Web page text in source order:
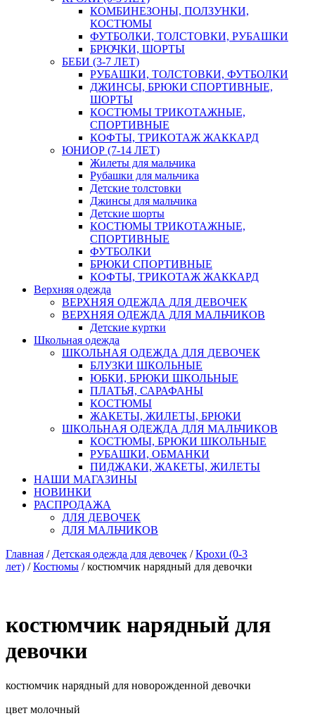
КОМБИНЕЗОНЫ, ПОЛЗУНКИ,
КОСТЮМЫ
ФУТБОЛКИ, ТОЛСТОВКИ, РУБАШКИ
БРЮЧКИ, ШОРТЫ
БЕБИ (3-7 ЛЕТ)
РУБАШКИ, ТОЛСТОВКИ, ФУТБОЛКИ
ДЖИНСЫ, БРЮКИ СПОРТИВНЫЕ,
ШОРТЫ
КОСТЮМЫ ТРИКОТАЖНЫЕ,
СПОРТИВНЫЕ
КОФТЫ, ТРИКОТАЖ ЖАККАРД
ЮНИОР (7-14 ЛЕТ)
Жилеты для мальчика
Рубашки для мальчика
Детские толстовки
Джинсы для мальчика
Детские шорты
КОСТЮМЫ ТРИКОТАЖНЫЕ,
СПОРТИВНЫЕ
ФУТБОЛКИ
БРЮКИ СПОРТИВНЫЕ
КОФТЫ, ТРИКОТАЖ ЖАККАРД
Верхняя одежда
ВЕРХНЯЯ ОДЕЖДА ДЛЯ ДЕВОЧЕК
ВЕРХНЯЯ ОДЕЖДА ДЛЯ МАЛЬЧИКОВ
Детские куртки
Школьная одежда
ШКОЛЬНАЯ ОДЕЖДА ДЛЯ ДЕВОЧЕК
БЛУЗКИ ШКОЛЬНЫЕ
ЮБКИ, БРЮКИ ШКОЛЬНЫЕ
ПЛАТЬЯ, САРАФАНЫ
КОСТЮМЫ
ЖАКЕТЫ, ЖИЛЕТЫ, БРЮКИ
ШКОЛЬНАЯ ОДЕЖДА ДЛЯ МАЛЬЧИКОВ
КОСТЮМЫ, БРЮКИ ШКОЛЬНЫЕ
РУБАШКИ, ОБМАНКИ
ПИДЖАКИ, ЖАКЕТЫ, ЖИЛЕТЫ
НАШИ МАГАЗИНЫ
НОВИНКИ
РАСПРОДАЖА
ДЛЯ ДЕВОЧЕК
ДЛЯ МАЛЬЧИКОВ
Главная / Детская одежда для девочек /Крохи (0-3
лет) /Костюмы / костюмчик нарядный для девочки
костюмчик нарядный для
девочки
костюмчик нарядный для новорожденной девочки
цвет молочный